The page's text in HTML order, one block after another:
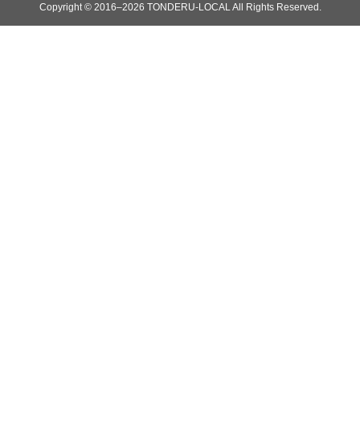
Copyright © 2016–2026 TONDERU-LOCAL All Rights Reserved.